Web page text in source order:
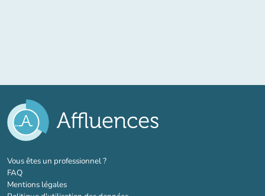
Vous êtes un professionnel ?(nouvel onglet)
FAQ
Mentions légales